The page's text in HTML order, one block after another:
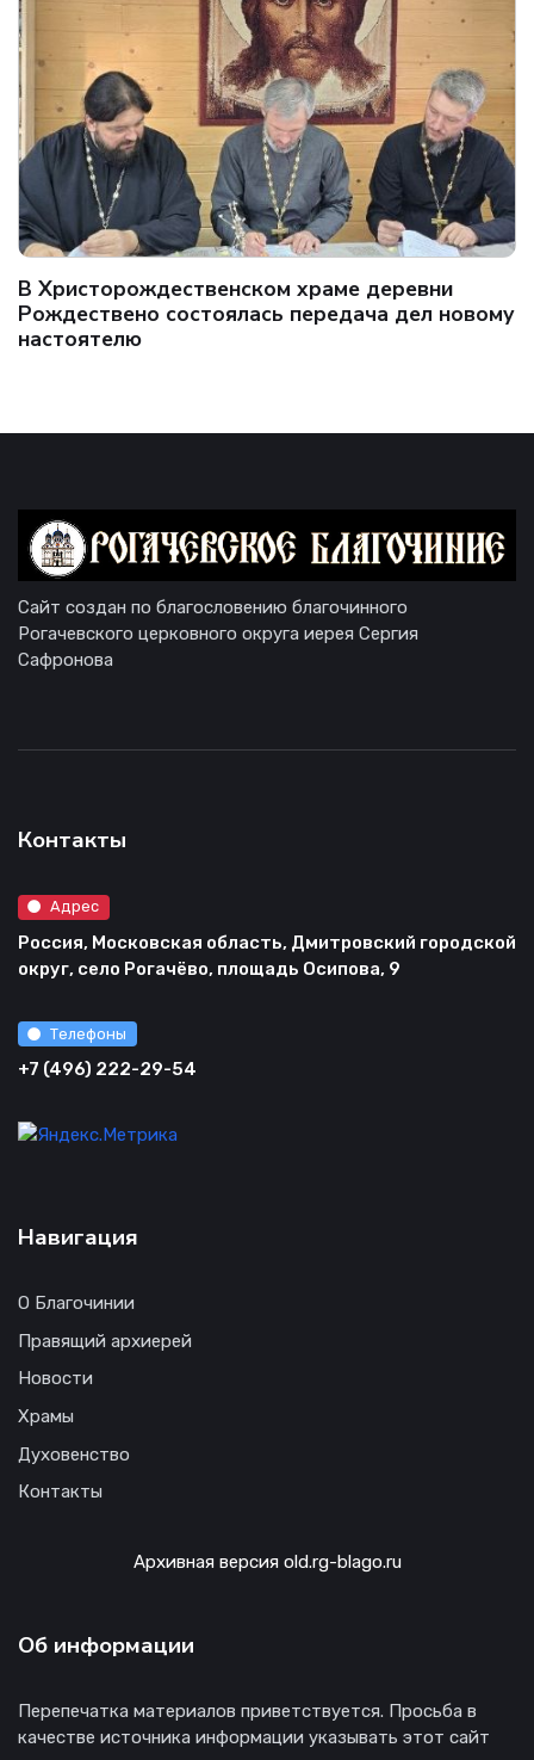
В Христорождественском храме деревни
Рождествено состоялась передача дел новому
настоятелю
Сайт создан по благословению благочинного
Рогачевского церковного округа иерея Сергия
Сафронова
Контакты
Адрес
Россия, Московская область, Дмитровский городской
округ, село Рогачёво, площадь Осипова, 9
Телефоны
+7 (496) 222-29-54
Навигация
О Благочинии
Правящий архиерей
Новости
Храмы
Духовенство
Контакты
Архивная версия old.rg-blago.ru
Об информации
Перепечатка материалов приветствуется. Просьба в
качестве источника информации указывать этот сайт